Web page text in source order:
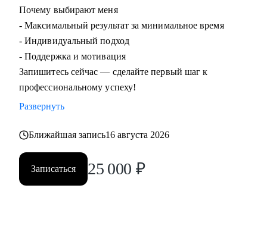
Почему выбирают меня
- Максимальный результат за минимальное время
- Индивидуальный подход
- Поддержка и мотивация
Запишитесь сейчас — сделайте первый шаг к
профессиональному успеху!
Развернуть
Ближайшая запись16 августа 2026
Записаться 25 000 ₽